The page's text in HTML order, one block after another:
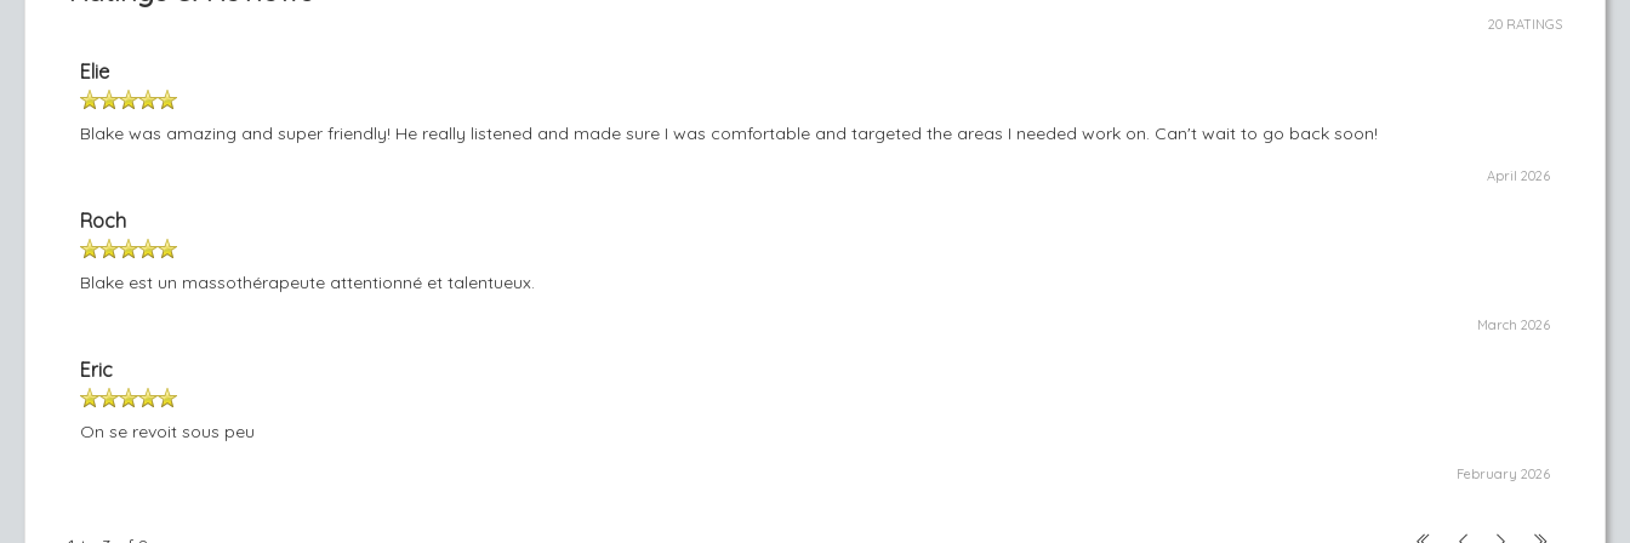
20 RATINGS
Elie
Blake was amazing and super friendly! He really listened and made sure I was comfortable and targeted the areas I needed work on. Can't wait to go back soon!
April 2026
Roch
Blake est un massothérapeute attentionné et talentueux.
March 2026
Eric
On se revoit sous peu
February 2026